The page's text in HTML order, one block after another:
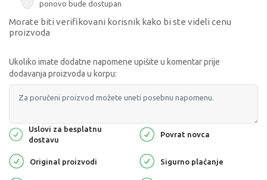
ponovo bude dostupan
Morate biti verifikovani korisnik kako bi ste videli cenu
proizvoda
Ukoliko imate dodatne napomene upišite u komentar prije
dodavanja proizvoda u korpu:
Uslovi za besplatnu
dostavu
Povrat novca
Original proizvodi Sigurno plaćanje